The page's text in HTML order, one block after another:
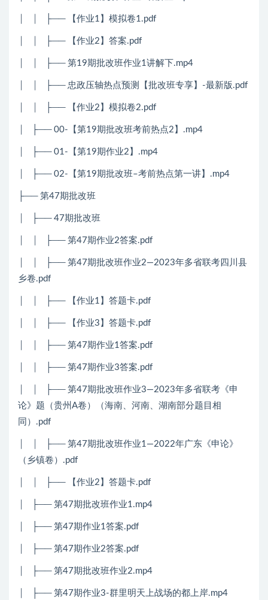
│ │ ├── 【作业1】模拟卷1.pdf
│ │ ├── 【作业2】答案.pdf
│ │ ├── 第19期批改班作业1讲解下.mp4
│ │ ├── 忠政压轴热点预测【批改班专享】-最新版.pdf
│ │ ├── 【作业2】模拟卷2.pdf
│ ├── 00-【第19期批改班考前热点2】.mp4
│ ├── 01-【第19期作业2】.mp4
│ ├── 02-【第19期批改班–考前热点第一讲】.mp4
├── 第47期批改班
│ ├── 47期批改班
│ │ ├── 第47期作业2答案.pdf
│ │ ├── 第47期批改班作业2—2023年多省联考四川县
乡卷.pdf
│ │ ├── 【作业1】答题卡.pdf
│ │ ├── 【作业3】答题卡.pdf
│ │ ├── 第47期作业1答案.pdf
│ │ ├── 第47期作业3答案.pdf
│ │ ├── 第47期批改班作业3—2023年多省联考《申
论》题（贵州A卷）（海南、河南、湖南部分题目相
同）.pdf
│ │ ├── 第47期批改班作业1—2022年广东《申论》
（乡镇卷）.pdf
│ │ ├── 【作业2】答题卡.pdf
│ ├── 第47期批改班作业1.mp4
│ ├── 第47期作业1答案.pdf
│ ├── 第47期作业2答案.pdf
│ ├── 第47期批改班作业2.mp4
│ ├── 第47期作业3-群里明天上战场的都上岸.mp4